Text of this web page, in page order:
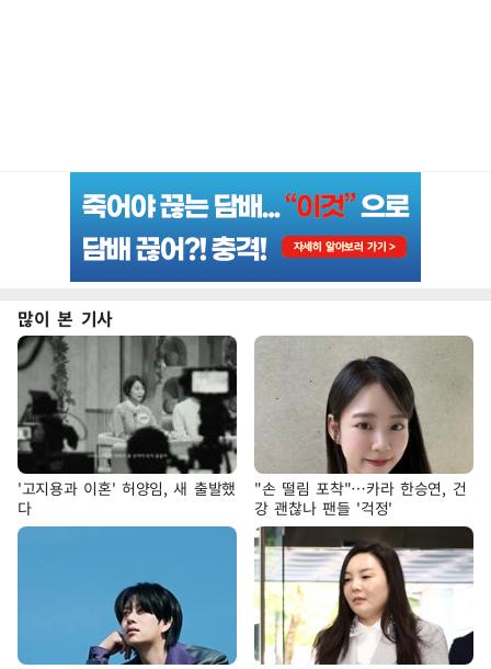
많이 본 기사
'고지용과 이혼' 허양임, 새 출발했
다
"손 떨림 포착"…카라 한승연, 건
강 괜찮나 팬들 '걱정'